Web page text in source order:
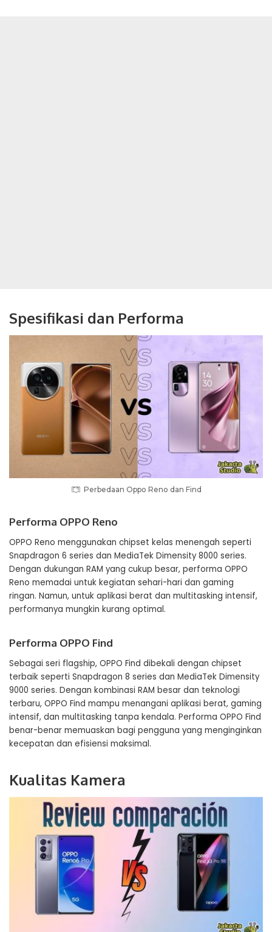
Spesifikasi dan Performa
Perbedaan Oppo Reno dan Find
Performa OPPO Reno
OPPO Reno menggunakan chipset kelas menengah seperti
Snapdragon 6 series dan MediaTek Dimensity 8000 series.
Dengan dukungan RAM yang cukup besar, performa OPPO
Reno memadai untuk kegiatan sehari-hari dan gaming
ringan. Namun, untuk aplikasi berat dan multitasking intensif,
performanya mungkin kurang optimal.
Performa OPPO Find
Sebagai seri flagship, OPPO Find dibekali dengan chipset
terbaik seperti Snapdragon 8 series dan MediaTek Dimensity
9000 series. Dengan kombinasi RAM besar dan teknologi
terbaru, OPPO Find mampu menangani aplikasi berat, gaming
intensif, dan multitasking tanpa kendala. Performa OPPO Find
benar-benar memuaskan bagi pengguna yang menginginkan
kecepatan dan efisiensi maksimal.
Kualitas Kamera